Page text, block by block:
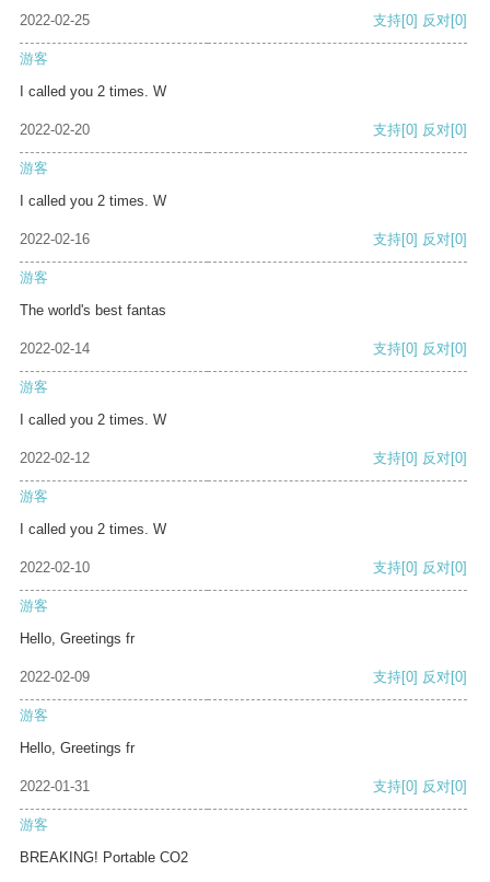
2022-02-25 支持[0] 反对[0]
游客
I called you 2 times. W
2022-02-20 支持[0] 反对[0]
游客
I called you 2 times. W
2022-02-16 支持[0] 反对[0]
游客
The world's best fantas
2022-02-14 支持[0] 反对[0]
游客
I called you 2 times. W
2022-02-12 支持[0] 反对[0]
游客
I called you 2 times. W
2022-02-10 支持[0] 反对[0]
游客
Hello, Greetings fr
2022-02-09 支持[0] 反对[0]
游客
Hello, Greetings fr
2022-01-31 支持[0] 反对[0]
游客
BREAKING! Portable CO2